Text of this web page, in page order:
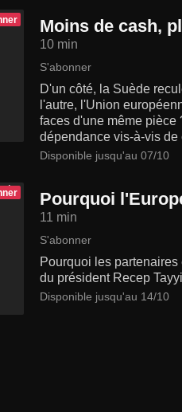
Moins de cash,
10 min
S'abonner
D'un côté, la Suède
l'autre, l'Union
faces d'une même pièce
dépendance vis-à-vis
Disponible jusqu'au 07/10
Pourquoi
11 min
S'abonner
Pourquoi les
du président Recep
Disponible jusqu'au 14/10